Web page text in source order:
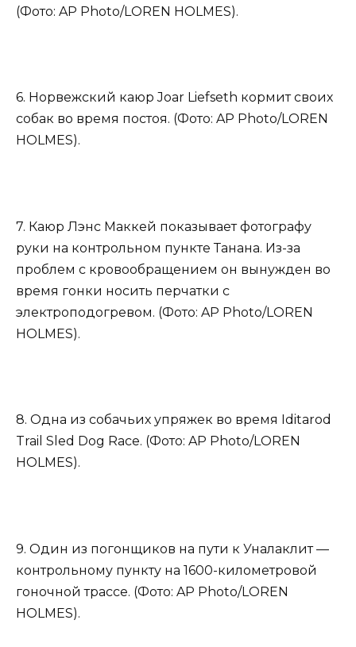
(Фото: AP Photo/LOREN HOLMES).
6. Норвежский каюр Joar Liefseth кормит своих
собак во время постоя. (Фото: AP Photo/LOREN
HOLMES).
7. Каюр Лэнс Маккей показывает фотографу
руки на контрольном пункте Танана. Из-за
проблем с кровообращением он вынужден во
время гонки носить перчатки с
электроподогревом. (Фото: AP Photo/LOREN
HOLMES).
8. Одна из собачьих упряжек во время Iditarod
Trail Sled Dog Race. (Фото: AP Photo/LOREN
HOLMES).
9. Один из погонщиков на пути к Уналаклит —
контрольному пункту на 1600-километровой
гоночной трассе. (Фото: AP Photo/LOREN
HOLMES).